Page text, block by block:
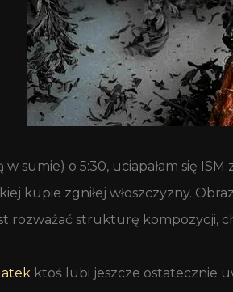
sumie) o 5:30, uciapałam się
kupie zgniłej włoszczyzny.
rozważać strukturę kompozycji,
ktoś lubi jeszcze ostatecznie